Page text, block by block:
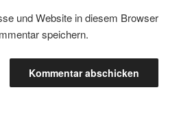
und Website in diesem Browser
speichern.